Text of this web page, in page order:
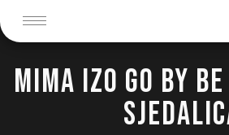
MIMA IZO GO BY